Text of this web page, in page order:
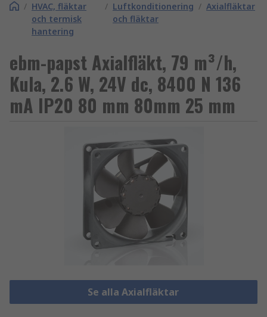
/ HVAC, fläktar
och termisk
hantering
/ Luftkonditionering
och fläktar
/ Axialfläktar
ebm-papst Axialfläkt, 79 m³/h,
Kula, 2.6 W, 24V dc, 8400 N 136
mA IP20 80 mm 80mm 25 mm
Se alla Axialfläktar